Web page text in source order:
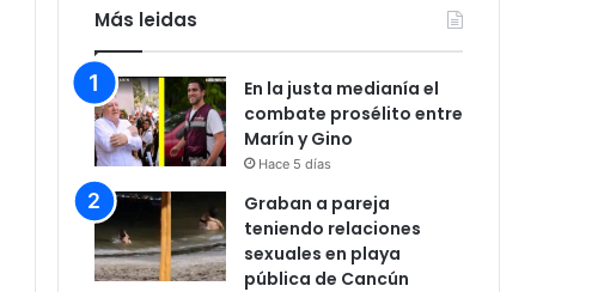
Más leidas
En la justa medianía el
combate prosélito entre
Marín y Gino
Hace 5 días
Graban a pareja
teniendo relaciones
sexuales en playa
pública de Cancún